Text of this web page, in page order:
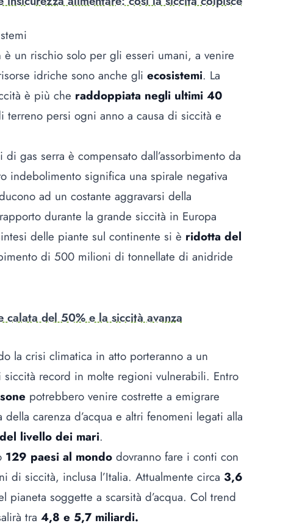
un rischio solo per gli esseri umani, a venire
idriche sono anche gli ecosistemi. La
è più che raddoppiata negli ultimi 40
terreno persi ogni anno a causa di siccità e
gas serra è compensato dall’assorbimento da
indebolimento significa una spirale negativa
ad un costante aggravarsi della
durante la grande siccità in Europa
delle piante sul continente si è ridotta del
di 500 milioni di tonnellate di anidride
calata del 50% e la siccità avanza
la crisi climatica in atto porteranno a un
siccità record in molte regioni vulnerabili. Entro
potrebbero venire costrette a emigrare
carenza d’acqua e altri fenomeni legati alla
livello dei mari.
129 paesi al mondo dovranno fare i conti con
di siccità, inclusa l’Italia. Attualmente circa 3,6
pianeta soggette a scarsità d’acqua. Col trend
tra 4,8 e 5,7 miliardi.